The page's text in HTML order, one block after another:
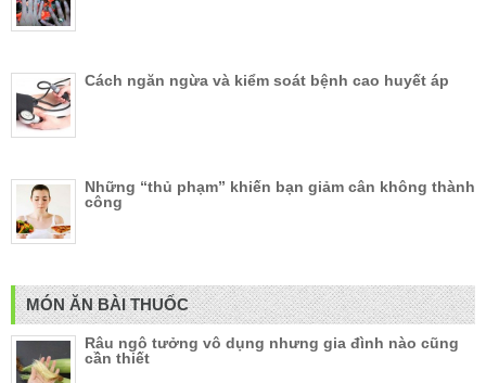
Cách ngăn ngừa và kiểm soát bệnh cao huyết áp
Những “thủ phạm” khiến bạn giảm cân không thành
công
MÓN ĂN BÀI THUỐC
Râu ngô tưởng vô dụng nhưng gia đình nào cũng
cần thiết